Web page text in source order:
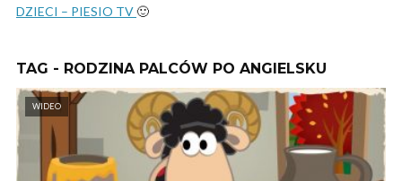
DZIECI – PIESIO TV🙂
TAG - RODZINA PALCÓW PO ANGIELSKU
WIDEO